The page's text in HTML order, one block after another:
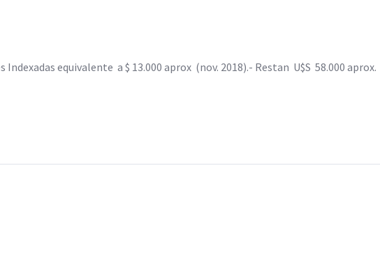
Indexadas equivalente a $ 13.000 aprox (nov. 2018).- Restan U$S 58.000 aprox.